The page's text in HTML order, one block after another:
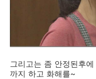
그리고는 좀 안정된후
까지 하고 화해를~